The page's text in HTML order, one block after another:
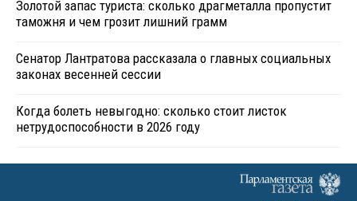
Золотой запас туриста: сколько драгметалла пропустит
таможня и чем грозит лишний грамм
Сенатор Лантратова рассказала о главных социальных
законах весенней сессии
Когда болеть невыгодно: сколько стоит листок
нетрудоспособности в 2026 году